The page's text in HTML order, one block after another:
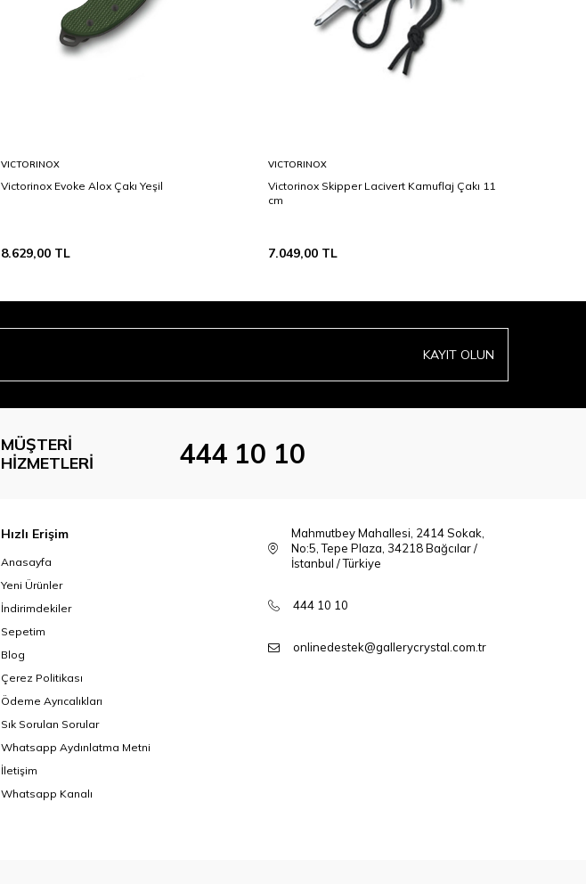
VICTORINOX
Victorinox Evoke Alox Çakı Yeşil
8.629,00 TL
VICTORINOX
Victorinox Skipper Lacivert Kamuflaj Çakı 11
cm
7.049,00 TL
KAYIT OLUN
MÜŞTERI
HIZMETLERI
444 10 10
Hızlı Erişim
Anasayfa
Yeni Ürünler
İndirimdekiler
Sepetim
Blog
Çerez Politikası
Ödeme Ayrıcalıkları
Sık Sorulan Sorular
Whatsapp Aydınlatma Metni
İletişim
Whatsapp Kanalı
Mahmutbey Mahallesi, 2414 Sokak,
No:5, Tepe Plaza, 34218 Bağcılar /
İstanbul / Türkiye
444 10 10
onlinedestek@gallerycrystal.com.tr